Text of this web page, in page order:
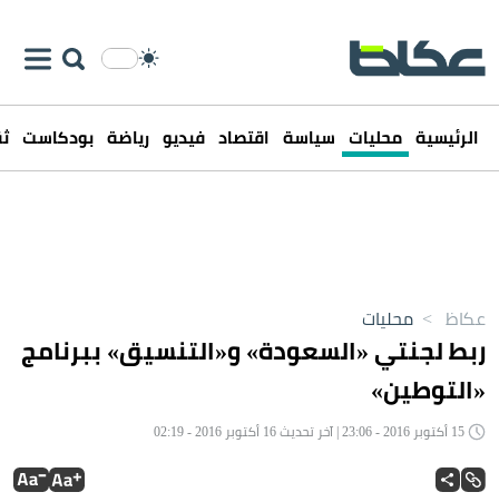
الرئيسية محليات سياسة اقتصاد فيديو رياضة بودكاست
عكاظ > محليات
ربط لجنتي «السعودة» و«التنسيق» ببرنامج
«التوطين»